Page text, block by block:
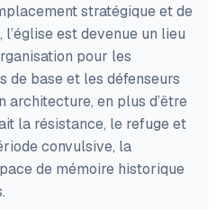
stratégique et de
est devenue un lieu
pour les
de base et les défenseurs
architecture, en plus d’être
la résistance, le refuge et
convulsive, la
de mémoire historique